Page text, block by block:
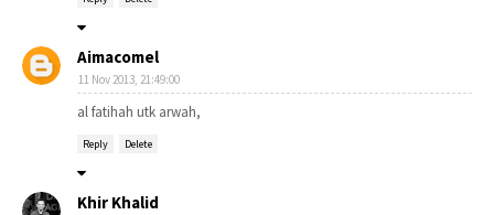
Aimacomel
11 Nov 2013, 21:49:00
al fatihah utk arwah,
Reply Delete
Khir Khalid